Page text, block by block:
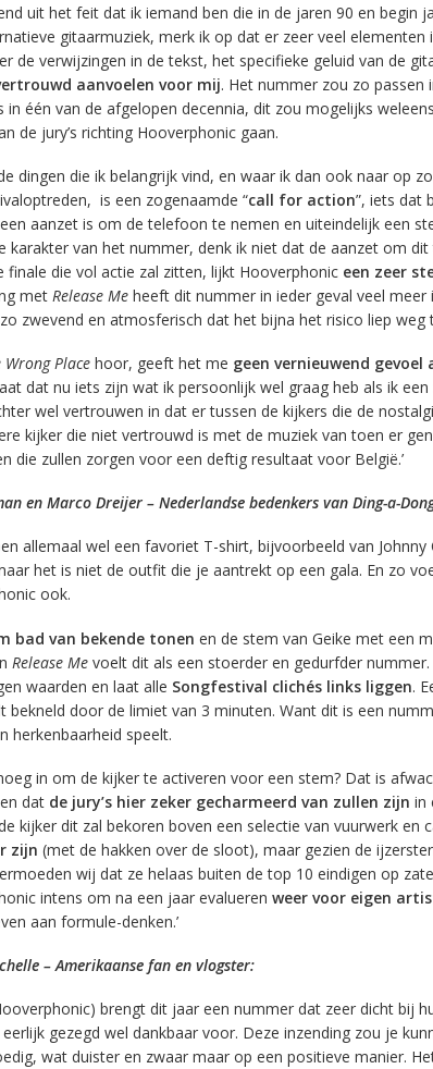
uit het feit dat ik iemand ben die in de jaren 90 en begin
gitaarmuziek, merk ik op dat er zeer veel elementen
de verwijzingen in de tekst, het specifieke geluid van de
aanvoelen voor mij. Het nummer zou zo
in één van de afgelopen decennia, dit zou mogelijks
de jury’s richting Hooverphonic gaan.
dingen die ik belangrijk vind, en waar ik dan ook naar op
is een zogenaamde “call for action”, iets dat
aanzet is om de telefoon te nemen en uiteindelijk een
karakter van het nummer, denk ik niet dat de aanzet om
finale die vol actie zal zitten, lijkt Hooverphonic een zeer
met Release Meheeft dit nummer in ieder geval veel meer
zwevend en atmosferisch dat het bijna het risico liep weg
Wrong Placehoor, geeft het me geen vernieuwend
dat nu iets zijn wat ik persoonlijk wel graag heb als ik
wel vertrouwen in dat er tussen de kijkers die de
kijker die niet vertrouwd is met de muziek van toen er
die zullen zorgen voor een deftig resultaat voor België.’
en Marco Dreijer – Nederlandse bedenkers van Ding-a-
allemaal wel een favoriet T-shirt, bijvoorbeeld van
het is niet de outfit die je aantrekt op een gala. En zo
ook.
bad van bekende tonen en de stem van Geike met een
Release Mevoelt dit als een stoerder en gedurfder
waarden en laat alle Songfestival clichés links liggen.
bekneld door de limiet van 3 minuten. Want dit is een
herkenbaarheid speelt.
in om de kijker te activeren voor een stem? Dat is
dat de jury’s hier zeker gecharmeerd van zullen zijn in
kijker dit zal bekoren boven een selectie van vuurwerk en
zijn (met de hakken over de sloot), maar gezien de
wij dat ze helaas buiten de top 10 eindigen op
intens om na een jaar evalueren weer voor eigen
aan formule-denken.’
– Amerikaanse fan en vlogster:
brengt dit jaar een nummer dat zeer dicht bij
gezegd wel dankbaar voor. Deze inzending zou je
wat duister en zwaar maar op een positieve manier.